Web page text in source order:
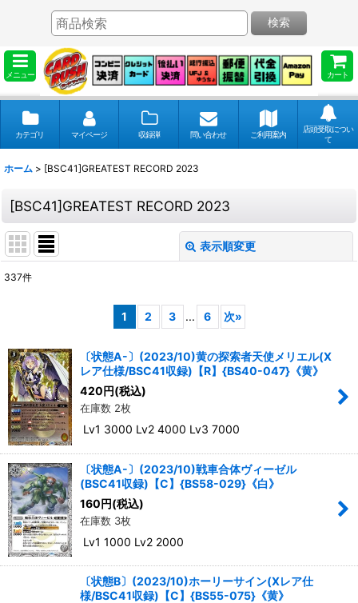
メニュー カート
検索
カテゴリ マイページ 収録弾 問い合わせ ご利用案内
店頭受取につい
て
ホーム > [BSC41]GREATEST RECORD 2023
[BSC41]GREATEST RECORD 2023
表示順変更
絞り込む
337件
1 2 3 ... 6 次»
〔状態A-〕(2023/10)黄の探索者天使メリエル(X
レア仕様/BSC41収録)【R】{BS40-047}《黄》
420円(税込)
在庫数 2枚
Lv1 3000 Lv2 4000 Lv3 7000
〔状態A-〕(2023/10)戦車合体ヴィーゼル
(BSC41収録)【C】{BS58-029}《白》
160円(税込)
在庫数 3枚
Lv1 1000 Lv2 2000
〔状態B〕(2023/10)ホーリーサイン(Xレア仕
様/BSC41収録)【C】{BS55-075}《黄》